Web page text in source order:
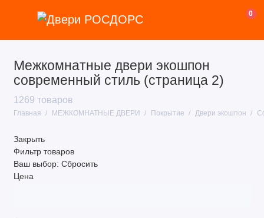
0
Межкомнатные двери экошпон
современный стиль (страница 2)
1269 товаров
Главная МЕЖКОМНАТНЫЕ ДВЕРИ Покрытие Двери экошпон
Закрыть
Фильтр товаров
Ваш выбор: Сбросить
Цена
Покрытие
Назначение
Стиль
Цвет
Размер